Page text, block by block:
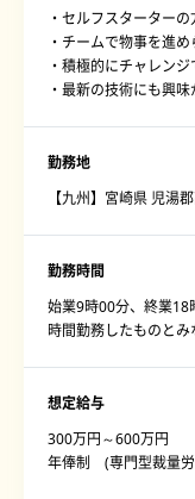
・セルフスターターの
・チームで物事を進
・積極的にチャレン
・最新の技術にも興
勤務地
【九州】宮崎県 児湯
勤務時間
始業9時00分、終業18
時間勤務したものとみ
想定給与
300万円～600万円
年俸制 (専門型裁量労